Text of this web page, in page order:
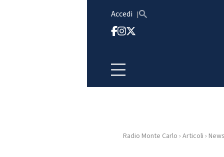
Accedi
HOMERadio Monte Carlo › Articoli ›